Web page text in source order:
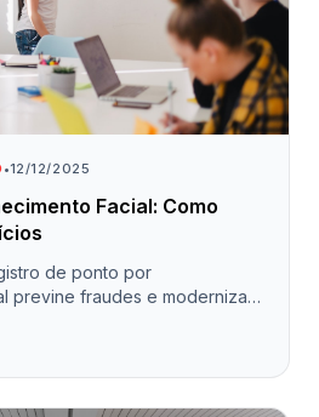
•12/12/2025
Facial: Como
de ponto por
previne fraudes e moderniza o